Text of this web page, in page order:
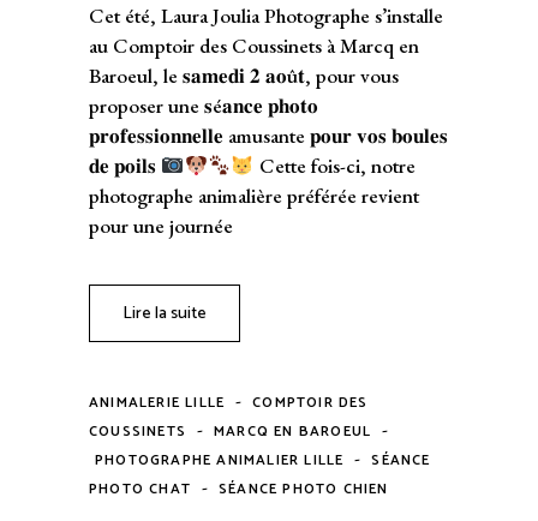
Cet été, Laura Joulia Photographe s’installe
au Comptoir des Coussinets à Marcq en
Baroeul, le 𝐬𝐚𝐦𝐞𝐝𝐢 𝟐 𝐚𝐨û𝐭, pour vous
proposer une 𝐬é𝐚𝐧𝐜𝐞 𝐩𝐡𝐨𝐭𝐨
𝐩𝐫𝐨𝐟𝐞𝐬𝐬𝐢𝐨𝐧𝐧𝐞𝐥𝐥𝐞 amusante 𝐩𝐨𝐮𝐫 𝐯𝐨𝐬 𝐛𝐨𝐮𝐥𝐞𝐬
𝐝𝐞 𝐩𝐨𝐢𝐥𝐬
Cette fois-ci, notre
photographe animalière préférée revient
pour une journée
Lire la suite
ANIMALERIE LILLE - COMPTOIR DES
COUSSINETS - MARCQ EN BAROEUL -
PHOTOGRAPHE ANIMALIER LILLE - SÉANCE
PHOTO CHAT - SÉANCE PHOTO CHIEN